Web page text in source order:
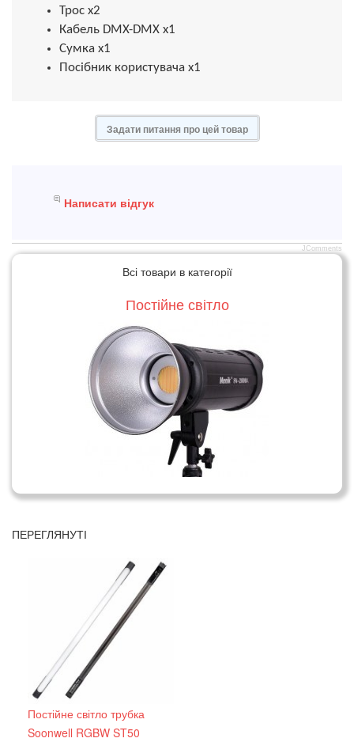
Трос x2
Кабель DMX-DMX x1
Сумка х1
Посібник користувача x1
Задати питання про цей товар
Написати відгук
JComments
Всі товари в категорії
Постійне світло
ПЕРЕГЛЯНУТІ
Постійне світло трубка
Soonwell RGBW ST50